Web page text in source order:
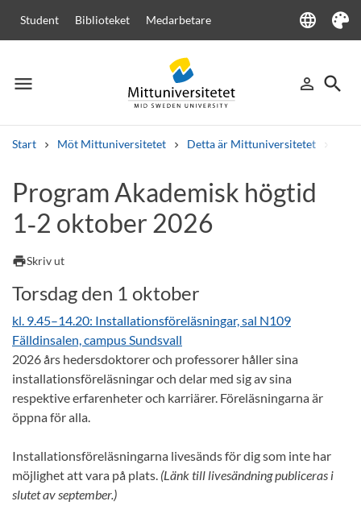
Student Biblioteket Medarbetare language
Language
Tema
menu
Meny person_outline
Logga in
search
Sök
Start Möt Mittuniversitetet Detta är Mittuniversitetet
Andra söktjänster
Kurser och program Kursplaner Välkomstbrev
Program Akademisk högtid
1‑2 oktober 2026
printSkriv ut
Torsdag den 1 oktober
kl. 9.45–14.20: Installationsföreläsningar, sal N109
Fälldinsalen, campus Sundsvall
2026 års hedersdoktorer och professorer håller sina
installationsföreläsningar och delar med sig av sina
respektive erfarenheter och karriärer. Föreläsningarna är
öppna för alla.
Installationsföreläsningarna livesänds för dig som inte har
möjlighet att vara på plats. (Länk till livesändning publiceras i
slutet av september.)